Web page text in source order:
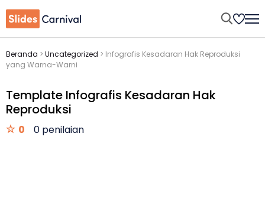
Beranda > Uncategorized > Infografis Kesadaran Hak Reproduksi
yang Warna-Warni
Template Infografis Kesadaran Hak
Reproduksi
0 0 penilaian